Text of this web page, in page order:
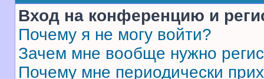
Вход на конференцию и
Почему я не могу войти?
Зачем мне вообще нужно
Почему мне периодически